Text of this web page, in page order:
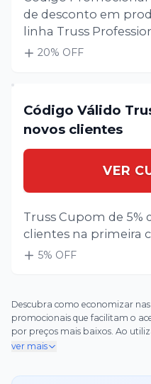
de desconto em
linha Truss
20% OFF
Código Válido
novos clientes
VER
Truss Cupom de 5%
clientes na primeira
5% OFF
Descubra como economizar
promocionais que facilitam o
por preços mais baixos. Ao
pode garantir reduções
ver mais